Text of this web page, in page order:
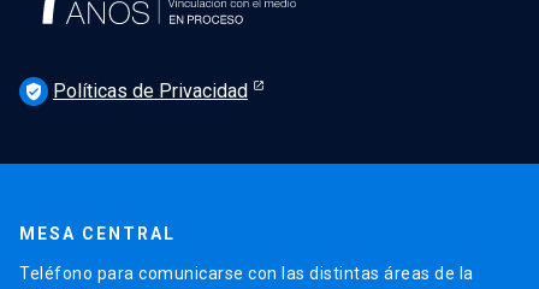
verified_user Políticas de Privacidad
MESA CENTRAL
Teléfono para comunicarse con las distintas áreas de la